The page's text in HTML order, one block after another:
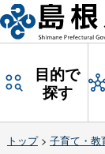
目的で
探す
トップ> 子育て・教